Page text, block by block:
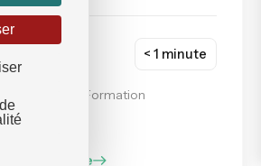
< 1 minute
Lire l'article